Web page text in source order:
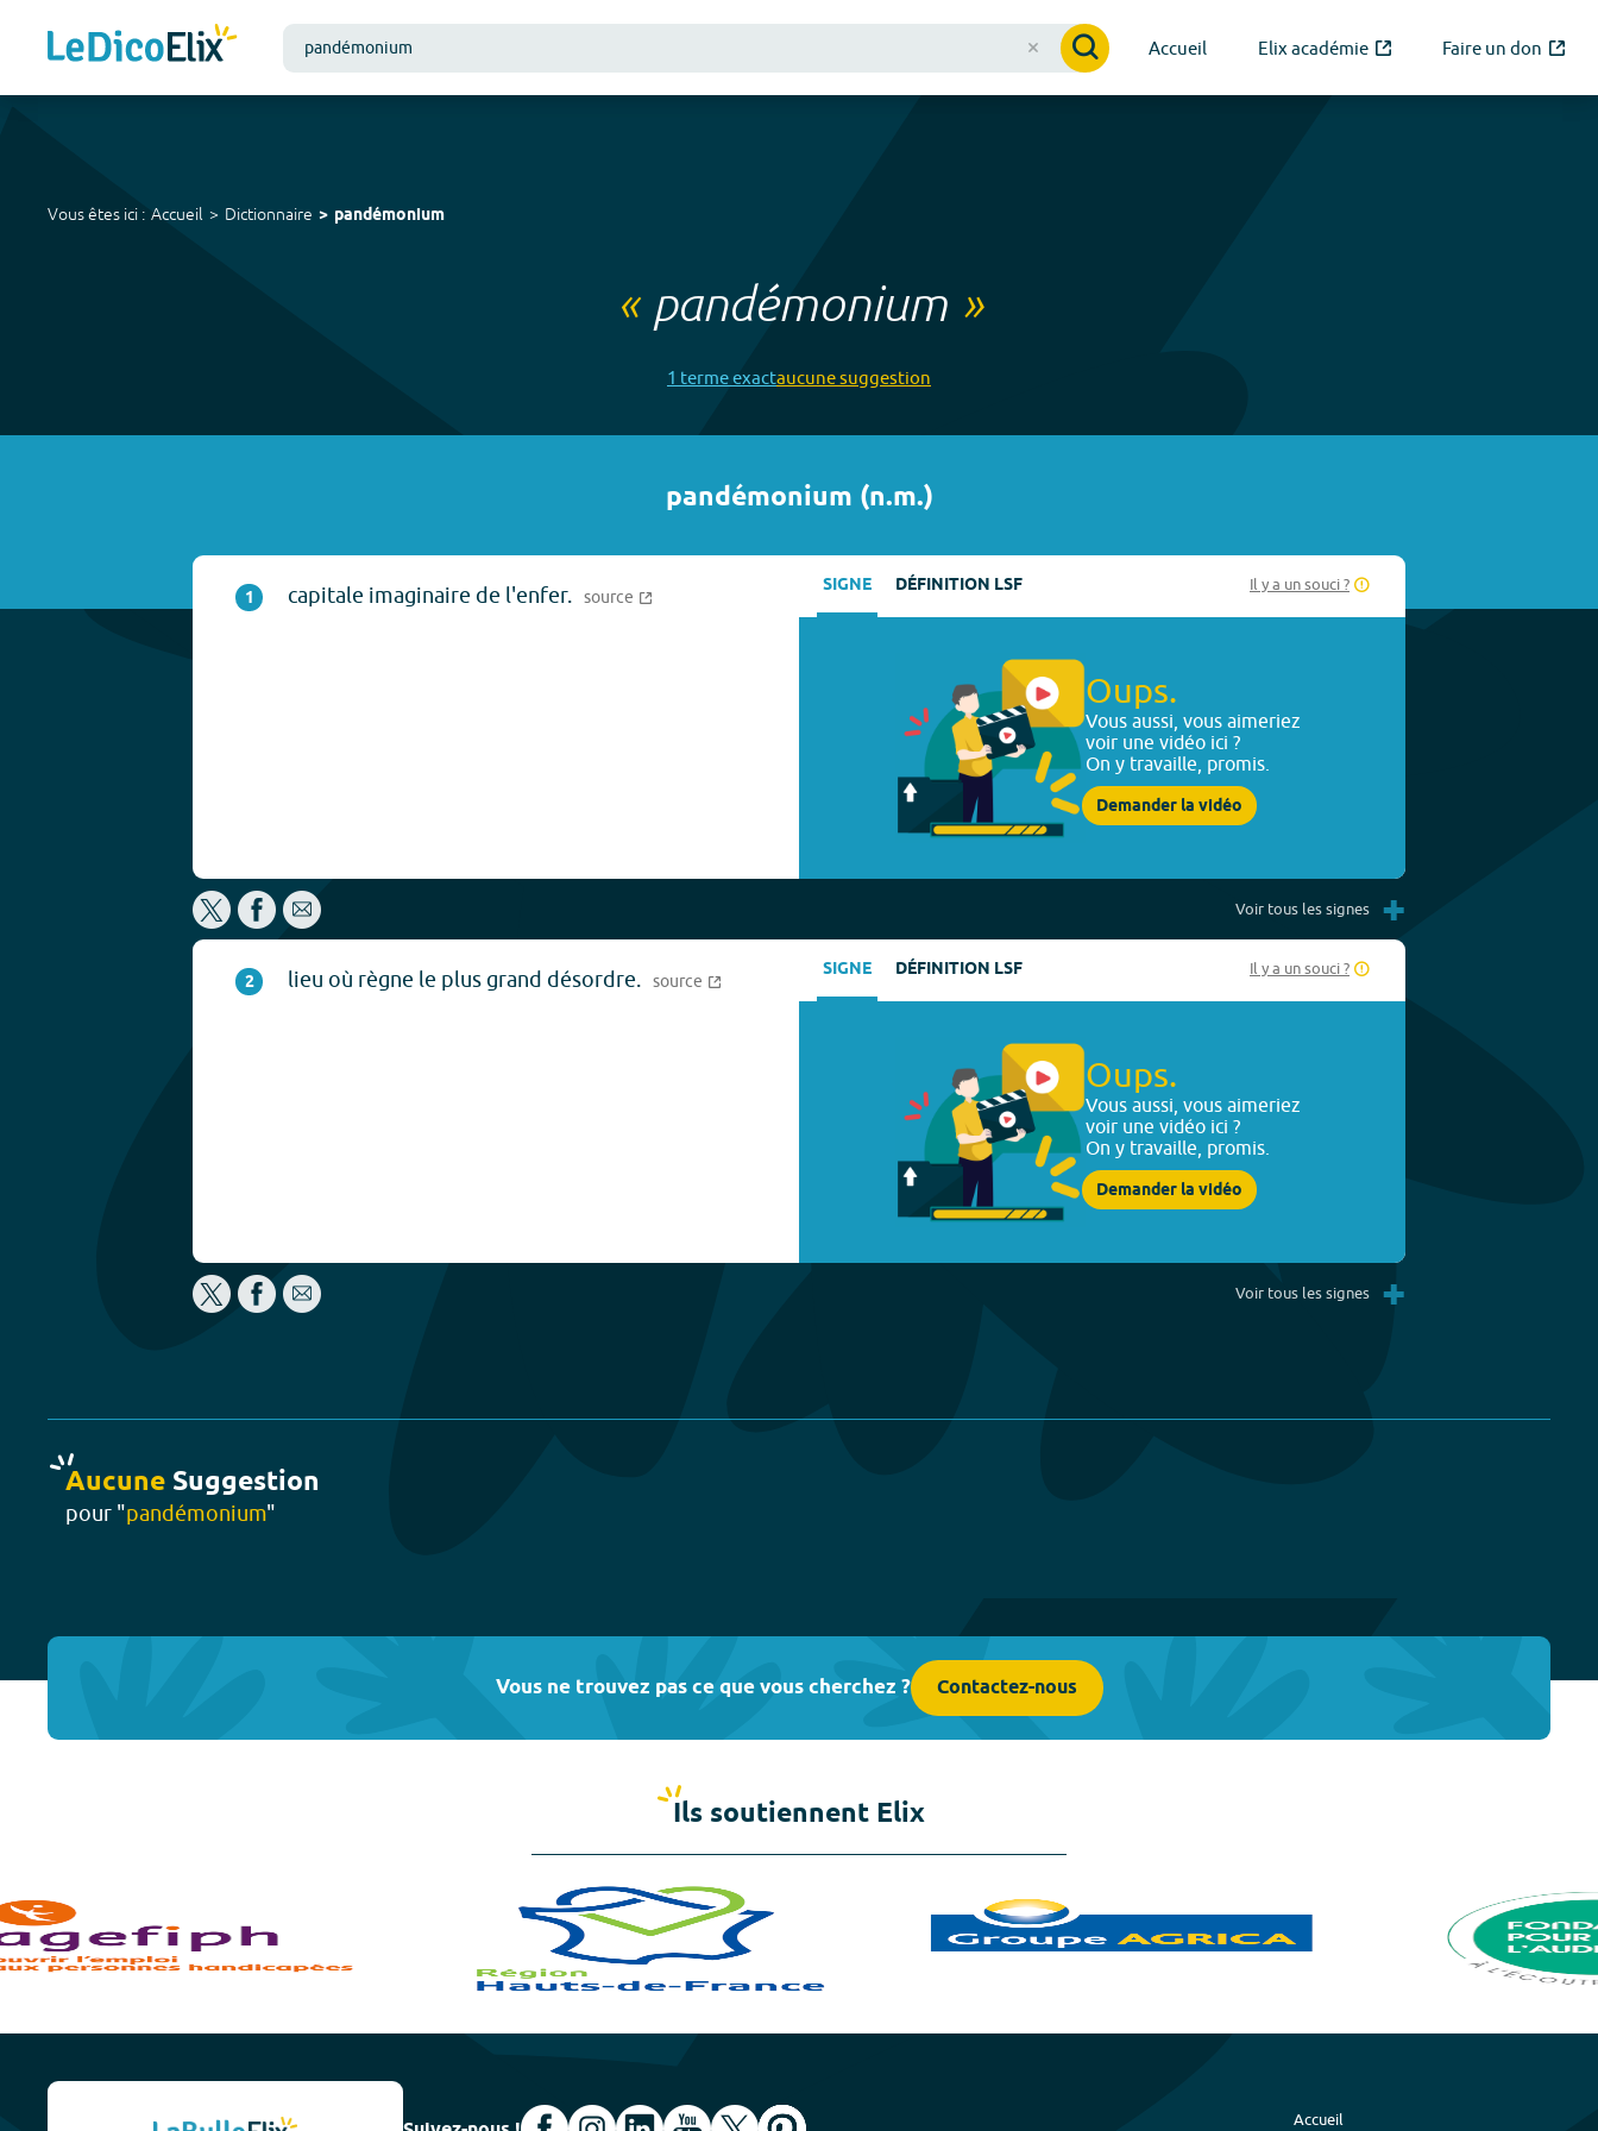
Accueil Elix académie Faire un don
Vous êtes ici : Accueil Dictionnaire pandémonium
« pandémonium»
1 termeexactaucunesuggestion
pandémonium (n.m.)
1 capitale imaginaire de l'enfer. source SIGNE DÉFINITION LSF Il y a un souci ?
Oups.
Vous aussi, vous aimeriez
voir une vidéo ici ?
On y travaille, promis.
Demander la vidéo
Voir tous les signes +
2 lieu où règne le plus grand désordre. source SIGNE DÉFINITION LSF Il y a un souci ?
Oups.
Vous aussi, vous aimeriez
voir une vidéo ici ?
On y travaille, promis.
Demander la vidéo
Voir tous les signes +
Aucune Suggestion
pour "pandémonium"
Vous ne trouvez pas ce que vous cherchez ? Contactez-nous
Ils soutiennent Elix
Accueil